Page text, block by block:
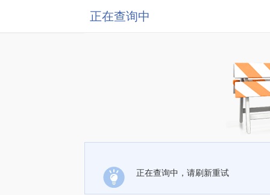
正在查询中
正在查询中，请刷新重试